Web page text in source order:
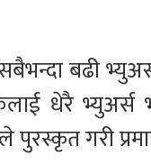
बढी
धेरै
गरी